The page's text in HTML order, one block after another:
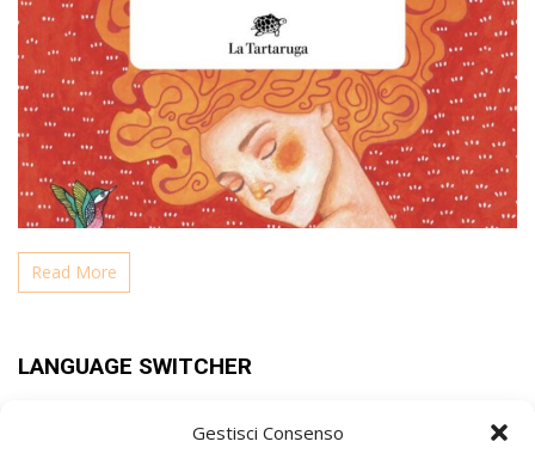
Gestisci Consenso
Read More
LANGUAGE SWITCHER